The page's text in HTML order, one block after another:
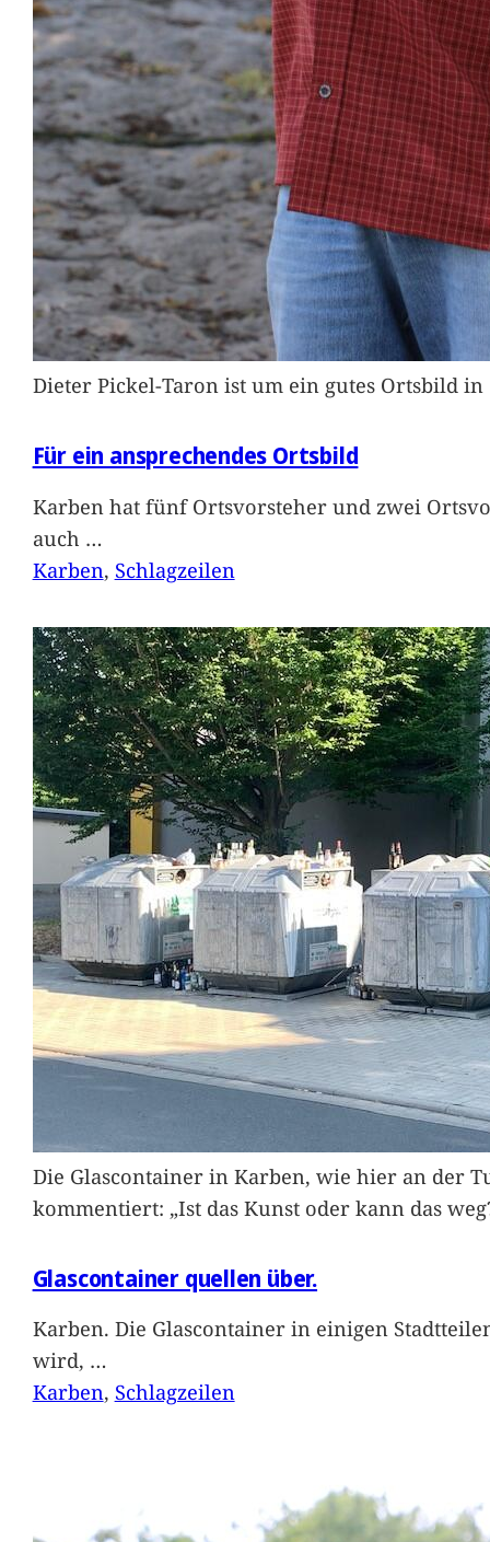
Dieter Pickel-Taron ist um ein gutes Ortsbild
Für ein ansprechendes Ortsbild
Karben hat fünf Ortsvorsteher und zwei
auch …
Karben, Schlagzeilen
Die Glascontainer in Karben, wie hier an der
kommentiert: „Ist das Kunst oder kann das
Glascontainer quellen über.
Karben. Die Glascontainer in einigen
wird, …
Karben, Schlagzeilen